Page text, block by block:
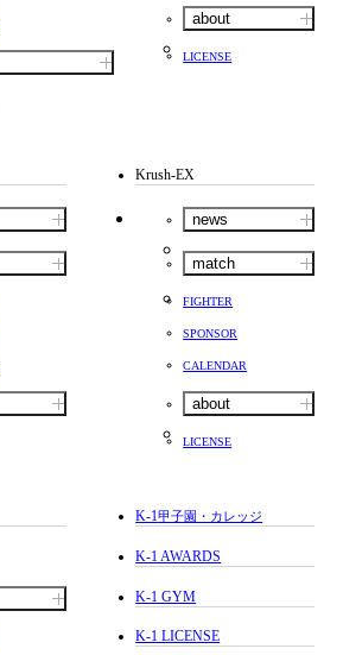
about
LICENSE
Krush-EX
news
match
FIGHTER
SPONSOR
CALENDAR
about
LICENSE
K-1甲子園・カレッジ
K-1 AWARDS
K-1 GYM
K-1 LICENSE